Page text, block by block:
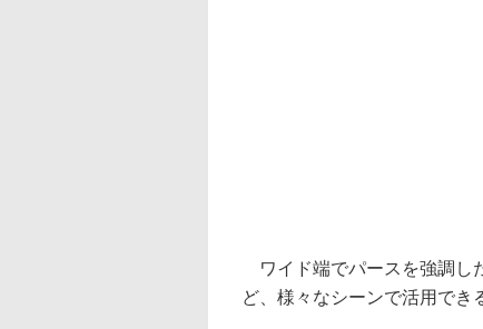
ワイド端でパースを強調し
ど、様々なシーンで活用でき